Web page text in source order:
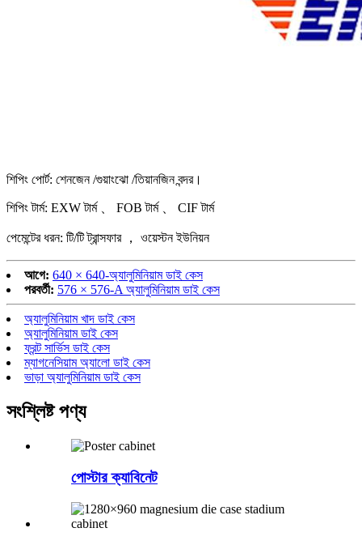
শিপিং পোর্ট: শেনজেন /গুয়াংঝো /তিয়ানজিন বন্দর।
শিপিং টার্ম: EXW টার্ম 、 FOB টার্ম 、 CIF টার্ম
পেমেন্টের ধরন: টি/টি ট্রান্সফার ， ওয়েস্টন ইউনিয়ন
আগে: 640 × 640-অ্যালুমিনিয়াম ডাই কেস
পরবর্তী: 576 × 576-A অ্যালুমিনিয়াম ডাই কেস
অ্যালুমিনিয়াম খাদ ডাই কেস
অ্যালুমিনিয়াম ডাই কেস
ফ্রন্ট সার্ভিস ডাই কেস
ম্যাগনেসিয়াম অ্যালো ডাই কেস
ভাড়া অ্যালুমিনিয়াম ডাই কেস
সংশ্লিষ্ট পণ্য
পোস্টার ক্যাবিনেট